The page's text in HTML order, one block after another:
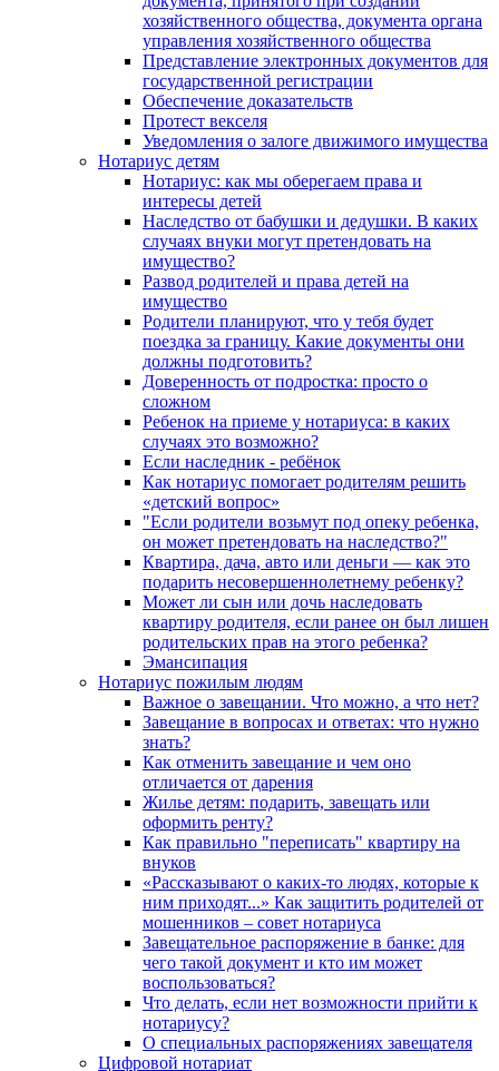
хозяйственного общества, документа органа
управления хозяйственного общества
Представление электронных документов для
государственной регистрации
Обеспечение доказательств
Протест векселя
Уведомления о залоге движимого имущества
Нотариус детям
Нотариус: как мы оберегаем права и
интересы детей
Наследство от бабушки и дедушки. В каких
случаях внуки могут претендовать на
имущество?
Развод родителей и права детей на
имущество
Родители планируют, что у тебя будет
поездка за границу. Какие документы они
должны подготовить?
Доверенность от подростка: просто о
сложном
Ребенок на приеме у нотариуса: в каких
случаях это возможно?
Если наследник - ребёнок
Как нотариус помогает родителям решить
«детский вопрос»
"Если родители возьмут под опеку ребенка,
он может претендовать на наследство?"
Квартира, дача, авто или деньги — как это
подарить несовершеннолетнему ребенку?
Может ли сын или дочь наследовать
квартиру родителя, если ранее он был лишен
родительских прав на этого ребенка?
Эмансипация
Нотариус пожилым людям
Важное о завещании. Что можно, а что нет?
Завещание в вопросах и ответах: что нужно
знать?
Как отменить завещание и чем оно
отличается от дарения
Жилье детям: подарить, завещать или
оформить ренту?
Как правильно "переписать" квартиру на
внуков
«Рассказывают о каких-то людях, которые к
ним приходят...» Как защитить родителей от
мошенников – совет нотариуса
Завещательное распоряжение в банке: для
чего такой документ и кто им может
воспользоваться?
Что делать, если нет возможности прийти к
нотариусу?
О специальных распоряжениях завещателя
Цифровой нотариат